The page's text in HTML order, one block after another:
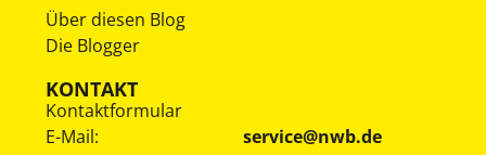
Über diesen Blog
Die Blogger
KONTAKT
Kontaktformular
E-Mail:
service@nwb.de